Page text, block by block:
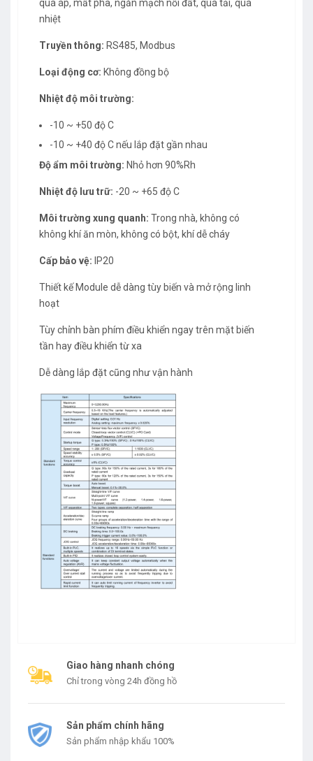
quá áp, mất pha, ngắn mạch nối đất, quá tải, quá
nhiệt
Truyền thông: RS485, Modbus
Loại động cơ: Không đồng bộ
Nhiệt độ môi trường:
-10 ~ +50 độ C
-10 ~ +40 độ C nếu lắp đặt gần nhau
Độ ẩm môi trường: Nhỏ hơn 90%Rh
Nhiệt độ lưu trữ: -20 ~ +65 độ C
Môi trường xung quanh: Trong nhà, không có
không khí ăn mòn, không có bột, khí dễ cháy
Cấp bảo vệ: IP20
Thiết kế Module dễ dàng tùy biến và mở rộng linh
hoạt
Tùy chỉnh bàn phím điều khiển ngay trên mặt biến
tần hay điều khiển từ xa
Dễ dàng lắp đặt cũng như vận hành
Giao hàng nhanh chóng
Chỉ trong vòng 24h đồng hồ
Sản phẩm chính hãng
Sản phẩm nhập khẩu 100%